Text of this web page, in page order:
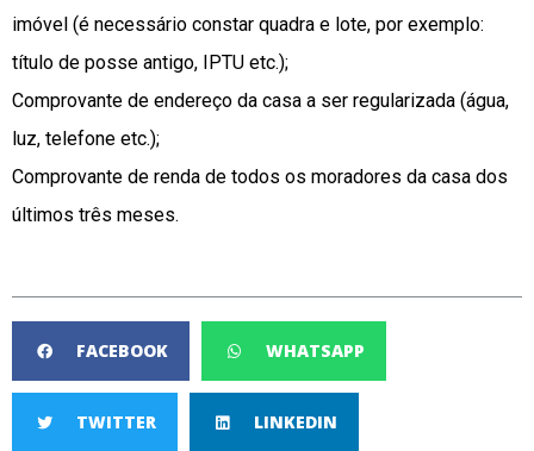
imóvel (é necessário constar quadra e lote, por exemplo:
título de posse antigo, IPTU etc.);
Comprovante de endereço da casa a ser regularizada (água,
luz, telefone etc.);
Comprovante de renda de todos os moradores da casa dos
últimos três meses.
FACEBOOK WHATSAPP
TWITTER LINKEDIN